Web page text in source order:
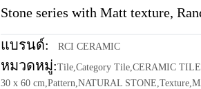
Stone series with Matt texture,
แบรนด์: RCI CERAMIC
หมวดหมู่:Tile,Category Tile,CERAMIC TILE
30 x 60 cm,Pattern,NATURAL STONE,Texture,